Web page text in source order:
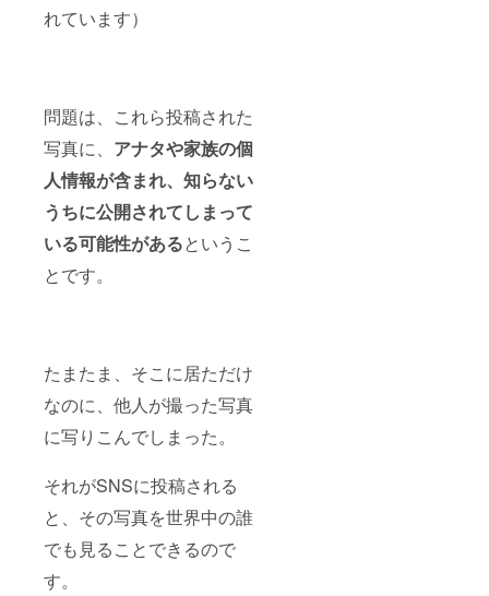
れています）
問題は、これら投稿された
写真に、 アナタや家族の個
人情報が含まれ、知らない
うちに公開されてしまって
いる可能性があるというこ
とです。
たまたま、そこに居ただけ
なのに、他人が撮った写真
に写りこんでしまった。
それがSNSに投稿される
と、その写真を世界中の誰
でも見ることできるので
す。